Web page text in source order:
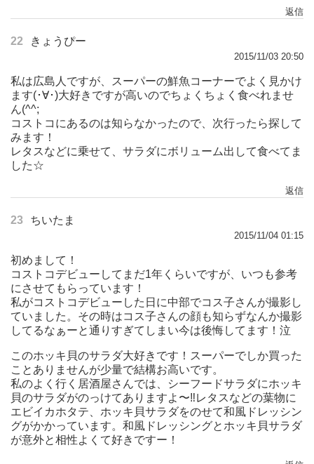
返信
22 きょうぴー
2015/11/03 20:50
私は広島人ですが、スーパーの鮮魚コーナーでよく見かけ
ます(･∀･)大好きですが高いのでちょくちょく食べれませ
ん(^^;
コストコにあるのは知らなかったので、次行ったら探して
みます！
レタスなどに乗せて、サラダにボリューム出して食べてま
した☆
返信
23 ちいたま
2015/11/04 01:15
初めまして！
コストコデビューしてまだ1年くらいですが、いつも参考
にさせてもらっています！
私がコストコデビューした日に中部でコス子さんが撮影し
ていました。その時はコス子さんの顔も知らずなんか撮影
してるなぁーと通りすぎてしまい今は後悔してます！泣
このホッキ貝のサラダ大好きです！スーパーでしか買った
ことありませんが少量で結構お高いです。
私のよく行く居酒屋さんでは、シーフードサラダにホッキ
貝のサラダがのっけてありますよ〜‼︎レタスなどの葉物に
エビイカホタテ、ホッキ貝サラダをのせて和風ドレッシン
グがかかっています。和風ドレッシングとホッキ貝サラダ
が意外と相性よくて好きですー！